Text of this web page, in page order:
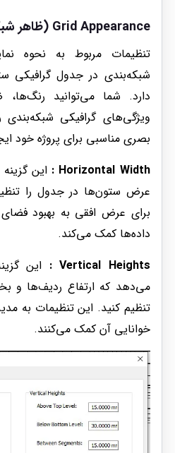
Grid Appearance (ظاهر شبکه‌بندی)
تنظیمات مربوط به نحوه
شبکه‌بندی در جدول گرافیکی
دارد. شما می‌توانید
ویژگی‌های گرافیکی شبکه‌بندی
بصری مناسبی برای پروژه خود
Horizontal Width :
این
عرض ستون‌ها در جدول را
برای عرض افقی به بهبود
داده‌ها کمک می‌کند.
Vertical Heights :
این
می‌دهد که ارتفاع ردیف‌ها و
تنظیم کنید. این تنظیمات به
خوانایی آن کمک می‌کنند.